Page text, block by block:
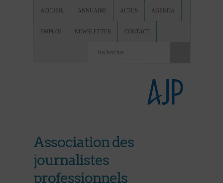
ACCUEIL ANNUAIRE ACTUS AGENDA
EMPLOI NEWSLETTER CONTACT
Association des
journalistes
professionnels